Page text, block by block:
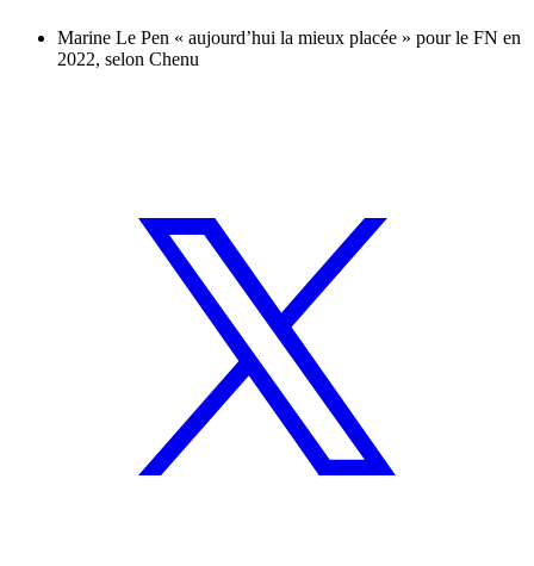
Marine Le Pen « aujourd’hui la mieux placée » pour le FN en
2022, selon Chenu